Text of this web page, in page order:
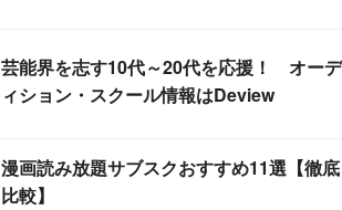
芸能界を志す10代～20代を応援！ オーデ
ィション・スクール情報はDeview
漫画読み放題サブスクおすすめ11選【徹底
比較】